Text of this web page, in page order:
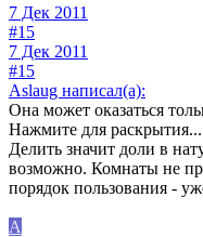
7 Дек 2011
#15
7 Дек 2011
#15
Aslaug написал(а):
Она может оказаться
Нажмите для раскрытия...
Делить значит доли в
возможно. Комнаты не
порядок пользования -
A